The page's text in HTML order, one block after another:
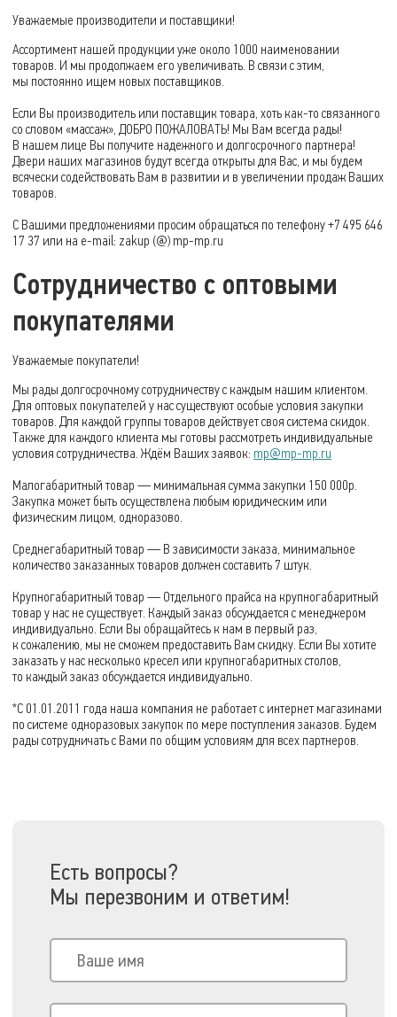
Уважаемые производители и поставщики!
Ассортимент нашей продукции уже около 1000 наименовании
товаров. И мы продолжаем его увеличивать. В связи с этим,
мы постоянно ищем новых поставщиков.
Если Вы производитель или поставщик товара, хоть как-то связанного
со словом «массаж», ДОБРО ПОЖАЛОВАТЬ! Мы Вам всегда рады!
В нашем лице Вы получите надежного и долгосрочного партнера!
Двери наших магазинов будут всегда открыты для Вас, и мы будем
всячески содействовать Вам в развитии и в увеличении продаж Ваших
товаров.
С Вашими предложениями просим обращаться по телефону+7 495 646
17 37 или на e-mail: zakup (@) mp-mp.ru
Сотрудничество с оптовыми
покупателями
Уважаемые покупатели!
Мы рады долгосрочному сотрудничеству с каждым нашим клиентом.
Для оптовых покупателей у нас существуют особые условия закупки
товаров. Для каждой группы товаров действует своя система скидок.
Также для каждого клиента мы готовы рассмотреть индивидуальные
условия сотрудничества. Ждём Ваших заявок: mp@mp-mp.ru
Малогабаритный товар — минимальная сумма закупки 150 000р.
Закупка может быть осуществлена любым юридическим или
физическим лицом, одноразово.
Среднегабаритный товар — В зависимости заказа, минимальное
количество заказанных товаров должен составить 7 штук.
Крупногабаритный товар — Отдельного прайса на крупногабаритный
товар у нас не существует. Каждый заказ обсуждается с менеджером
индивидуально. Если Вы обращайтесь к нам в первый раз,
к сожалению, мы не сможем предоставить Вам скидку. Если Вы хотите
заказать у нас несколько кресел или крупногабаритных столов,
то каждый заказ обсуждается индивидуально.
*С 01.01.2011 года наша компания не работает с интернет магазинами
по системе одноразовых закупок по мере поступления заказов. Будем
рады сотрудничать с Вами по общим условиям для всех партнеров.
Есть вопросы?
Мы перезвоним и ответим!